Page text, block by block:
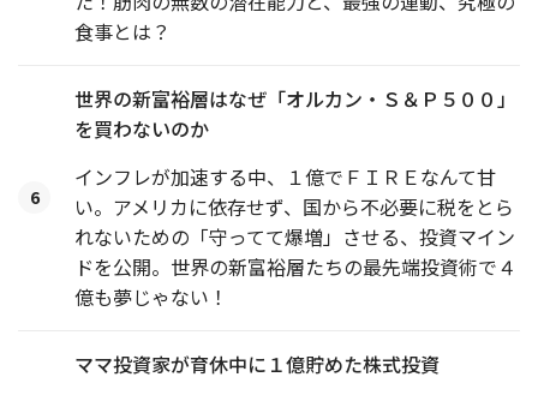
食事とは？
6
世界の新富裕層はなぜ「オルカン・Ｓ＆Ｐ５００」
を買わないのか
インフレが加速する中、１億でＦＩＲＥなんて甘
い。アメリカに依存せず、国から不必要に税をとら
れないための「守ってて爆増」させる、投資マイン
ドを公開。世界の新富裕層たちの最先端投資術で４
億も夢じゃない！
ママ投資家が育休中に１億貯めた株式投資